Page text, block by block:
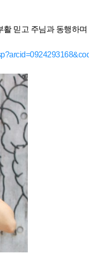
믿고 주님과 동행하며